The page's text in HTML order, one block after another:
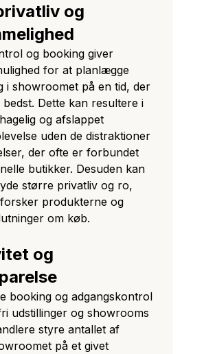
og
og booking giver
for at planlægge
i showroomet på en tid, der
bedst. Dette kan resultere i
og afslappet
uden de distraktioner
der ofte er forbundet
butikker. Desuden kan
større privatliv og ro,
produkterne og
om køb.
og
booking og adgangskontrol
udstillinger og showrooms
styre antallet af
på et givet